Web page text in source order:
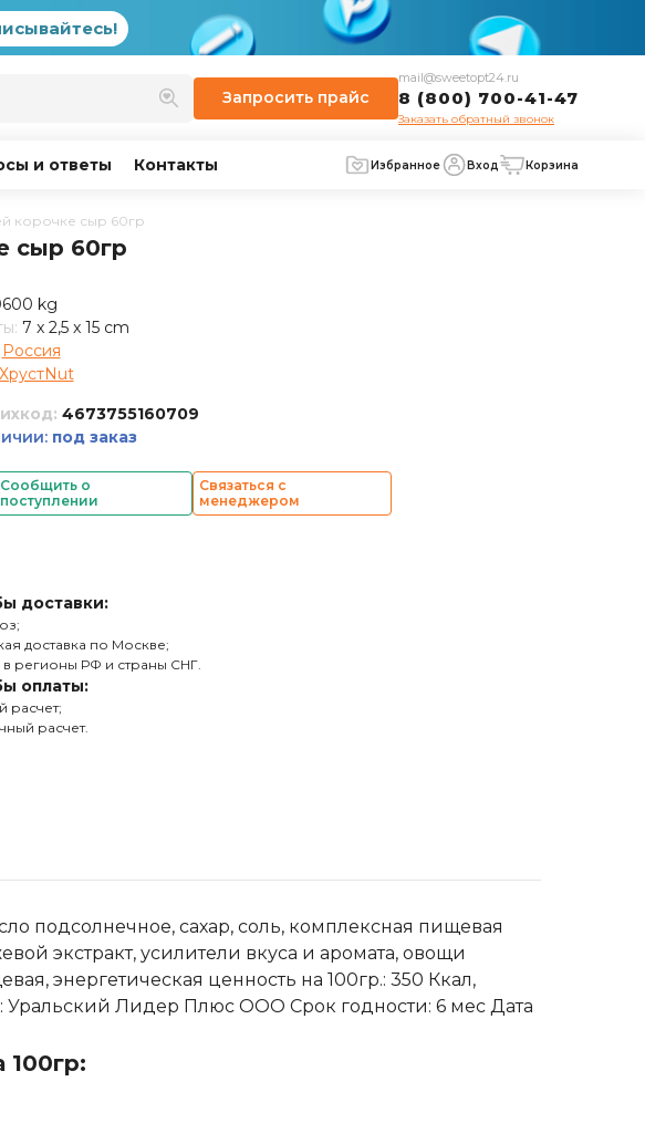
Запросить прайс
mail@sweetopt24.ru
8 (800) 700-41-47
Заказать обратный звонок
и ответы Контакты Избранное Вход Корзина
корочке сыр 60гр
сыр 60гр
kg
7 x 2,5 x 15 cm
Россия
ХрустNut
4673755160709
под заказ
Сообщить о
поступлении
Связаться с
менеджером
доставки:
доставка по Москве;
в регионы РФ и страны СНГ.
оплаты:
расчет;
расчет.
подсолнечное, сахар, соль, комплексная пищевая
экстракт, усилители вкуса и аромата, овощи
энергетическая ценность на 100гр.: 350 Ккал,
Уральский Лидер Плюс ООО Срок годности: 6 мес Дата
100гр: